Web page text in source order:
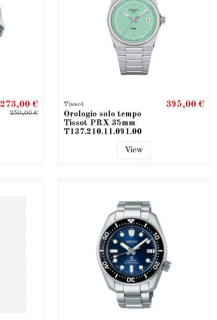
273,00 €
350,00 €
Tissot
Orologio solo tempo
Tissot PRX 35mm
T137.210.11.091.00
395,00 €
View